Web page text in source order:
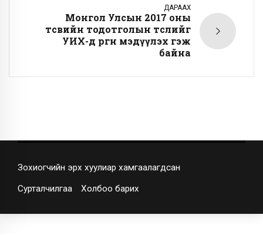
ДАРААХ
Монгол Улсын 2017 оны
төсвийн тодотголын төслийг
УИХ-д өргөн мэдүүлэх гэж
байна
Зохиогчийн эрх хуулиар хамгаалагдсан
Сурталчилгаа Холбоо барих